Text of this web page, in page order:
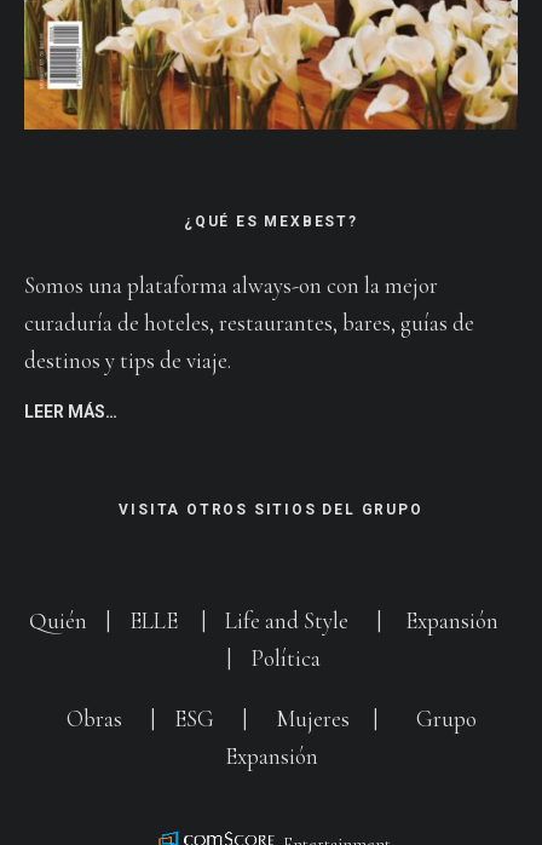
¿QUÉ ES MEXBEST?
Somos una plataforma always-on con la mejor
curaduría de hoteles, restaurantes, bares, guías de
destinos y tips de viaje.
LEER MÁS…
VISITA OTROS SITIOS DEL GRUPO
Quién ELLE Life and Style
Expansión
Política
Obras ESG Mujeres
Grupo
Expansión